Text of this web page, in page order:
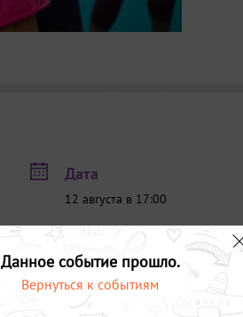
Дата
12 августа в 17:00
Место:
Данное событие прошло.
Вернуться к событиям